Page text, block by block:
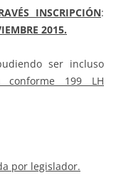
INSCRIPCIÓN:
2015.
ser incluso
conforme 199 LH
por legislador.